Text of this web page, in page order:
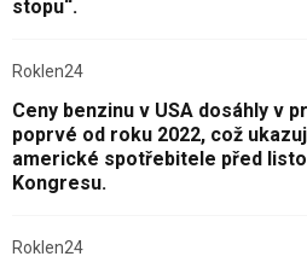
stopu“.
Roklen24
Ceny benzinu v USA dosáhly v
poprvé od roku 2022, což
americké spotřebitele před
Kongresu.
Roklen24